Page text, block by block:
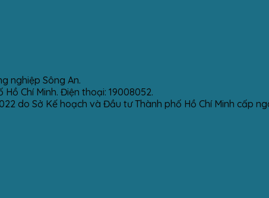
nghiệp Sông An.
Chí Minh. Điện thoại: 19008052.
do Sở Kế hoạch và Đầu tư Thành phố Hồ Chí Minh cấp